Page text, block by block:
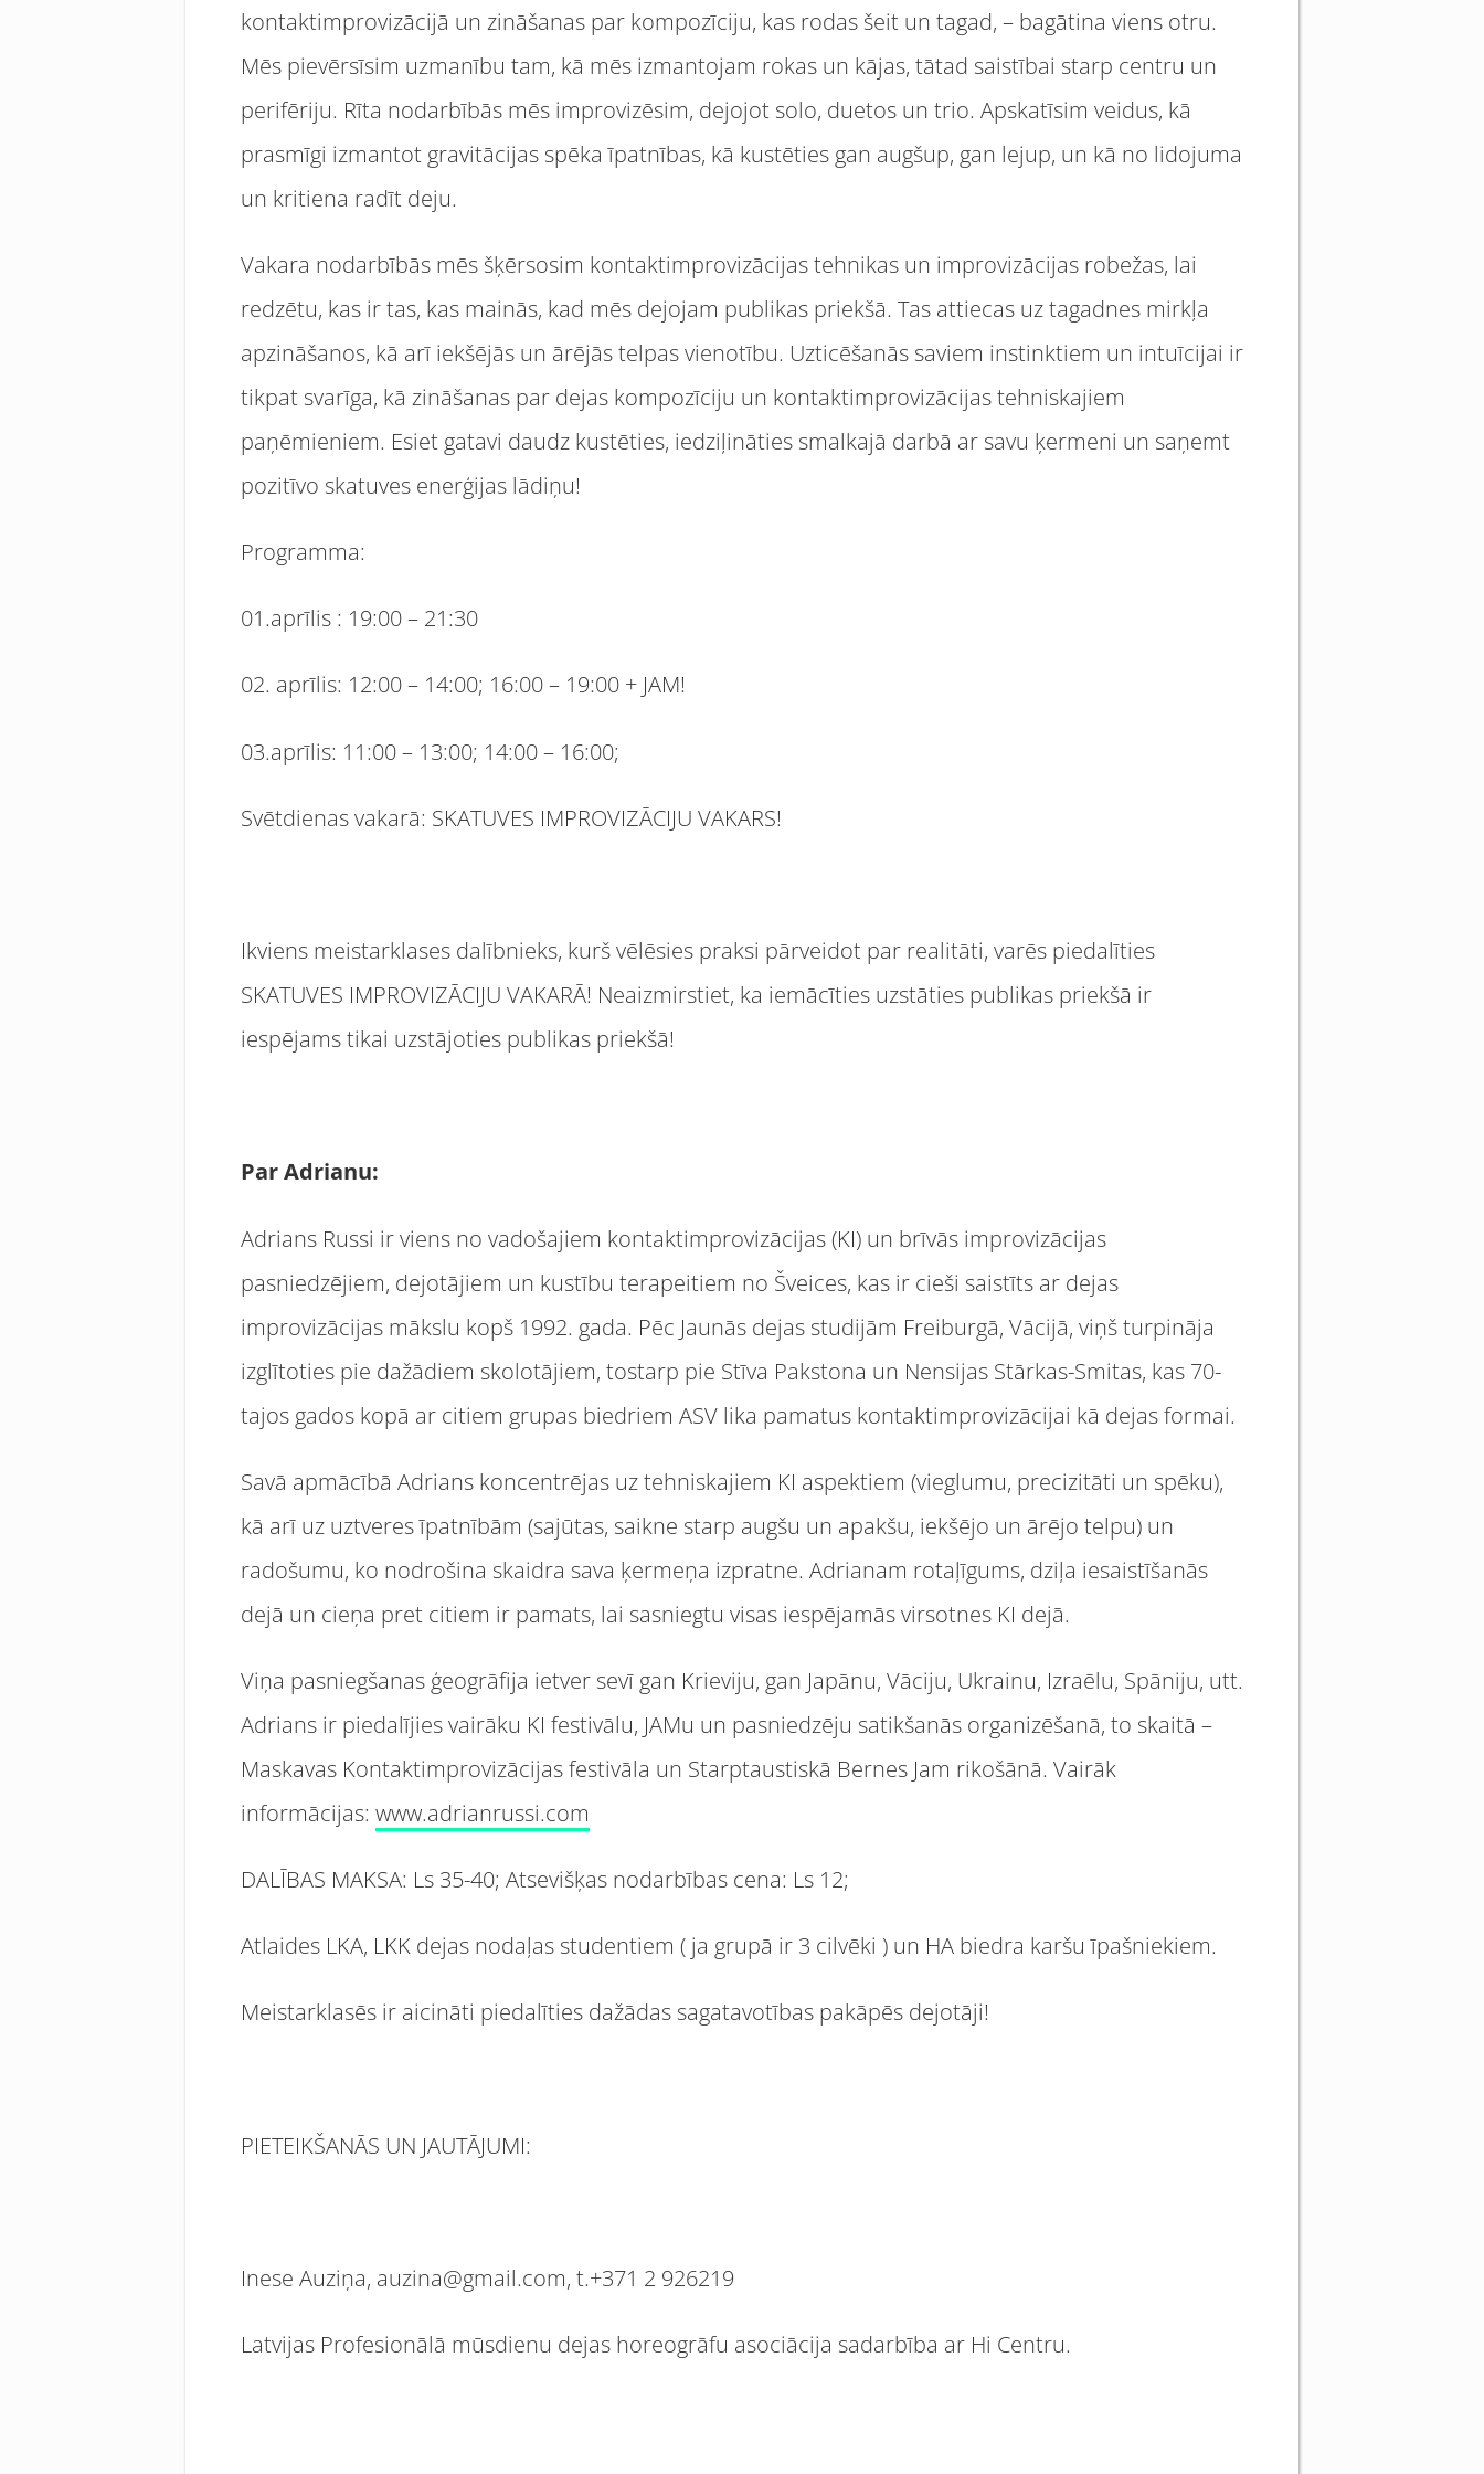
kontaktimprovizācijā un zināšanas par kompozīciju, kas rodas šeit un tagad, – bagātina viens otru.
Mēs pievērsīsim uzmanību tam, kā mēs izmantojam rokas un kājas, tātad saistībai starp centru un
perifēriju. Rīta nodarbībās mēs improvizēsim, dejojot solo, duetos un trio. Apskatīsim veidus, kā
prasmīgi izmantot gravitācijas spēka īpatnības, kā kustēties gan augšup, gan lejup, un kā no lidojuma
un kritiena radīt deju.
Vakara nodarbībās mēs šķērsosim kontaktimprovizācijas tehnikas un improvizācijas robežas, lai
redzētu, kas ir tas, kas mainās, kad mēs dejojam publikas priekšā. Tas attiecas uz tagadnes mirkļa
apzināšanos, kā arī iekšējās un ārējās telpas vienotību. Uzticēšanās saviem instinktiem un intuīcijai ir
tikpat svarīga, kā zināšanas par dejas kompozīciju un kontaktimprovizācijas tehniskajiem
paņēmieniem. Esiet gatavi daudz kustēties, iedziļināties smalkajā darbā ar savu ķermeni un saņemt
pozitīvo skatuves enerģijas lādiņu!
Programma:
01.aprīlis : 19:00 – 21:30
02. aprīlis: 12:00 – 14:00; 16:00 – 19:00 + JAM!
03.aprīlis: 11:00 – 13:00; 14:00 – 16:00;
Svētdienas vakarā: SKATUVES IMPROVIZĀCIJU VAKARS!
Ikviens meistarklases dalībnieks, kurš vēlēsies praksi pārveidot par realitāti, varēs piedalīties
SKATUVES IMPROVIZĀCIJU VAKARĀ! Neaizmirstiet, ka iemācīties uzstāties publikas priekšā ir
iespējams tikai uzstājoties publikas priekšā!
Par Adrianu:
Adrians Russi ir viens no vadošajiem kontaktimprovizācijas (KI) un brīvās improvizācijas
pasniedzējiem, dejotājiem un kustību terapeitiem no Šveices, kas ir cieši saistīts ar dejas
improvizācijas mākslu kopš 1992. gada. Pēc Jaunās dejas studijām Freiburgā, Vācijā, viņš turpināja
izglītoties pie dažādiem skolotājiem, tostarp pie Stīva Pakstona un Nensijas Stārkas-Smitas, kas 70-
tajos gados kopā ar citiem grupas biedriem ASV lika pamatus kontaktimprovizācijai kā dejas formai.
Savā apmācībā Adrians koncentrējas uz tehniskajiem KI aspektiem (vieglumu, precizitāti un spēku),
kā arī uz uztveres īpatnībām (sajūtas, saikne starp augšu un apakšu, iekšējo un ārējo telpu) un
radošumu, ko nodrošina skaidra sava ķermeņa izpratne. Adrianam rotaļīgums, dziļa iesaistīšanās
dejā un cieņa pret citiem ir pamats, lai sasniegtu visas iespējamās virsotnes KI dejā.
Viņa pasniegšanas ģeogrāfija ietver sevī gan Krieviju, gan Japānu, Vāciju, Ukrainu, Izraēlu, Spāniju, utt.
Adrians ir piedalījies vairāku KI festivālu, JAMu un pasniedzēju satikšanās organizēšanā, to skaitā –
Maskavas Kontaktimprovizācijas festivāla un Starptaustiskā Bernes Jam rikošānā. Vairāk
informācijas: www.adrianrussi.com
DALĪBAS MAKSA: Ls 35-40; Atsevišķas nodarbības cena: Ls 12;
Atlaides LKA, LKK dejas nodaļas studentiem ( ja grupā ir 3 cilvēki ) un HA biedra karšu īpašniekiem.
Meistarklasēs ir aicināti piedalīties dažādas sagatavotības pakāpēs dejotāji!
PIETEIKŠANĀS UN JAUTĀJUMI:
Inese Auziņa, auzina@gmail.com, t.+371 2 926219
Latvijas Profesionālā mūsdienu dejas horeogrāfu asociācija sadarbība ar Hi Centru.